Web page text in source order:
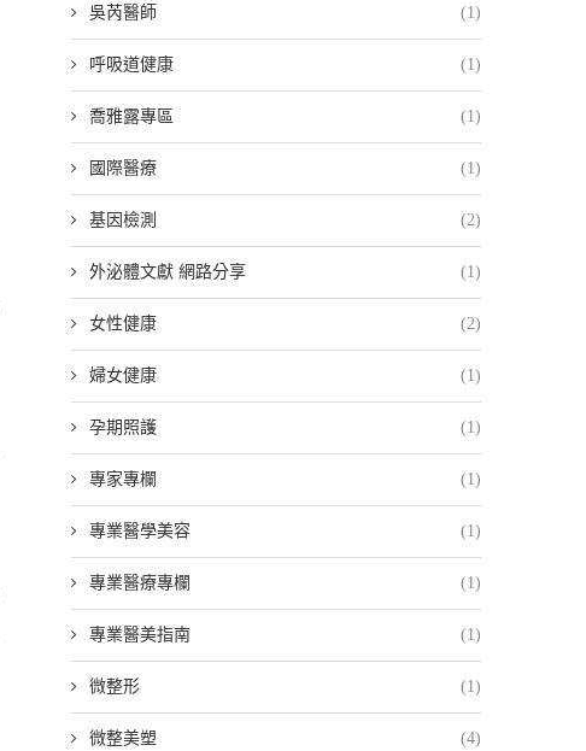
吳芮醫師 (1)
呼吸道健康 (1)
喬雅露專區 (1)
國際醫療 (1)
基因檢測 (2)
外泌體文獻 網路分享 (1)
女性健康 (2)
婦女健康 (1)
孕期照護 (1)
專家專欄 (1)
專業醫學美容 (1)
專業醫療專欄 (1)
專業醫美指南 (1)
微整形 (1)
微整美塑 (4)